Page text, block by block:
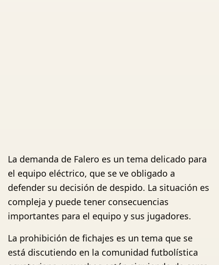
La demanda de Falero es un tema delicado para
el equipo eléctrico, que se ve obligado a
defender su decisión de despido. La situación es
compleja y puede tener consecuencias
importantes para el equipo y sus jugadores.
La prohibición de fichajes es un tema que se
está discutiendo en la comunidad futbolística